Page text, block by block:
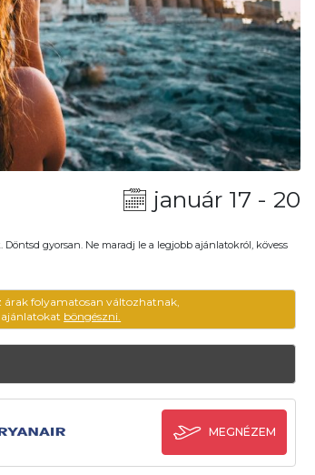
január 17 - 20
gyorsan. Ne maradj le a legjobb ajánlatokról, kövess
folyamatosan változhatnak,
ajánlatokat böngészni.
MEGNÉZEM